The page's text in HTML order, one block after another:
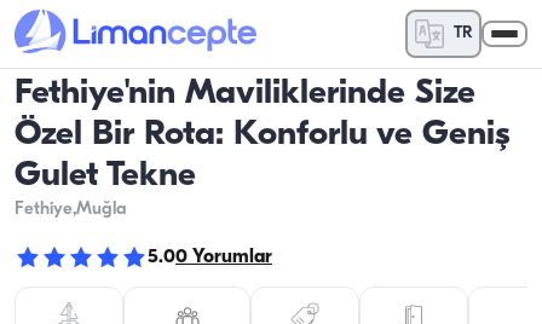
TR
Fethiye'nin Maviliklerinde Size
Özel Bir Rota: Konforlu ve Geniş
Gulet Tekne
Fethiye,Muğla
5.00 Yorumlar